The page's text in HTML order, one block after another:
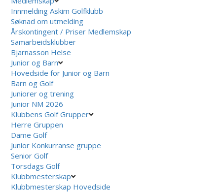
Innmelding Askim Golfklubb
Søknad om utmelding
Årskontingent / Priser Medlemskap
Samarbeidsklubber
Bjarnasson Helse
Junior og Barn
Hovedside for Junior og Barn
Barn og Golf
Juniorer og trening
Junior NM 2026
Klubbens Golf Grupper
Herre Gruppen
Dame Golf
Junior Konkurranse gruppe
Senior Golf
Torsdags Golf
Klubbmesterskap
Klubbmesterskap Hovedside